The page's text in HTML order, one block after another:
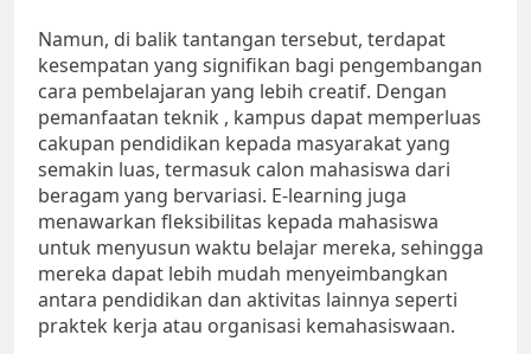
Namun, di balik tantangan tersebut, terdapat
kesempatan yang signifikan bagi pengembangan
cara pembelajaran yang lebih creatif. Dengan
pemanfaatan teknik , kampus dapat memperluas
cakupan pendidikan kepada masyarakat yang
semakin luas, termasuk calon mahasiswa dari
beragam yang bervariasi. E-learning juga
menawarkan fleksibilitas kepada mahasiswa
untuk menyusun waktu belajar mereka, sehingga
mereka dapat lebih mudah menyeimbangkan
antara pendidikan dan aktivitas lainnya seperti
praktek kerja atau organisasi kemahasiswaan.